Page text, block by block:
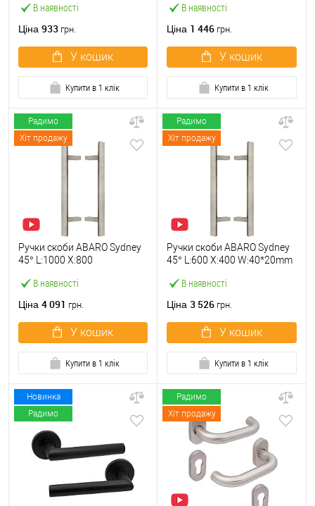
В наявності
Ціна 933 грн.
У кошик
Купити в 1 клік
В наявності
Ціна 1 446 грн.
У кошик
Купити в 1 клік
Радимо
Хіт продажу
В наявності
Ручки скоби ABARO Sydney
45° L:1000 X:800
сталь (комплект)
Ціна 4 091 грн.
У кошик
Купити в 1 клік
Радимо
Хіт продажу
В наявності
Ручки скоби ABARO Sydney
45° L:600 X:400 W:40*20mm
(комплект)
Ціна 3 526 грн.
У кошик
Купити в 1 клік
Новинка
Радимо
Радимо
Хіт продажу